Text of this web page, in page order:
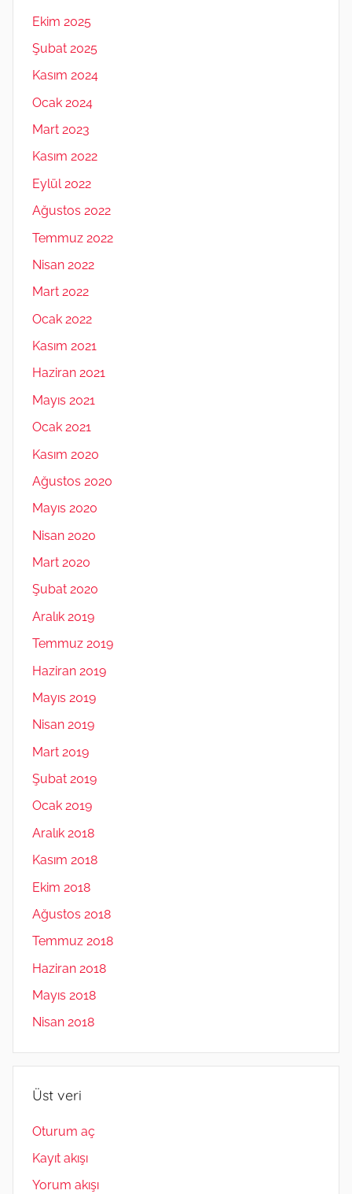
Ekim 2025
Şubat 2025
Kasım 2024
Ocak 2024
Mart 2023
Kasım 2022
Eylül 2022
Ağustos 2022
Temmuz 2022
Nisan 2022
Mart 2022
Ocak 2022
Kasım 2021
Haziran 2021
Mayıs 2021
Ocak 2021
Kasım 2020
Ağustos 2020
Mayıs 2020
Nisan 2020
Mart 2020
Şubat 2020
Aralık 2019
Temmuz 2019
Haziran 2019
Mayıs 2019
Nisan 2019
Mart 2019
Şubat 2019
Ocak 2019
Aralık 2018
Kasım 2018
Ekim 2018
Ağustos 2018
Temmuz 2018
Haziran 2018
Mayıs 2018
Nisan 2018
Üst veri
Oturum aç
Kayıt akışı
Yorum akışı